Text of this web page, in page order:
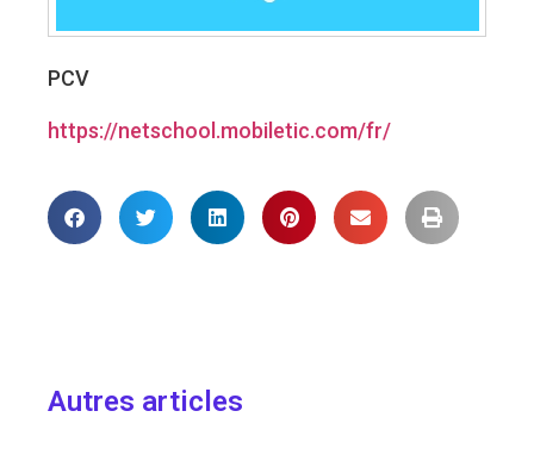
PCV
https://netschool.mobiletic.com/fr/
Autres articles